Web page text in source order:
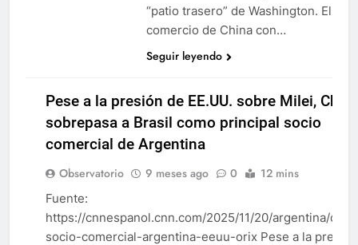
“patio trasero” de Washington. El
comercio de China con…
Seguir leyendo
COMERCIO
EXTERIOR
Pese a la presión de EE.UU. sobre Milei,
sobrepasa a Brasil como principal socio
comercial de Argentina
Observatorio 9 meses ago 0 12 mins
Fuente:
https://cnnespanol.cnn.com/2025/11/20/argentina/
socio-comercial-argentina-eeuu-orix Pese a la presión